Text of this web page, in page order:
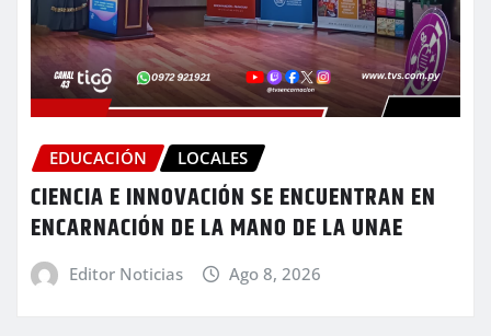
EDUCACIÓN LOCALES
CIENCIA E INNOVACIÓN SE ENCUENTRAN EN
ENCARNACIÓN DE LA MANO DE LA UNAE
Editor Noticias Ago 8, 2026